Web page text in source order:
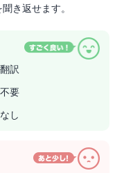
き返せます。
訳
要
し